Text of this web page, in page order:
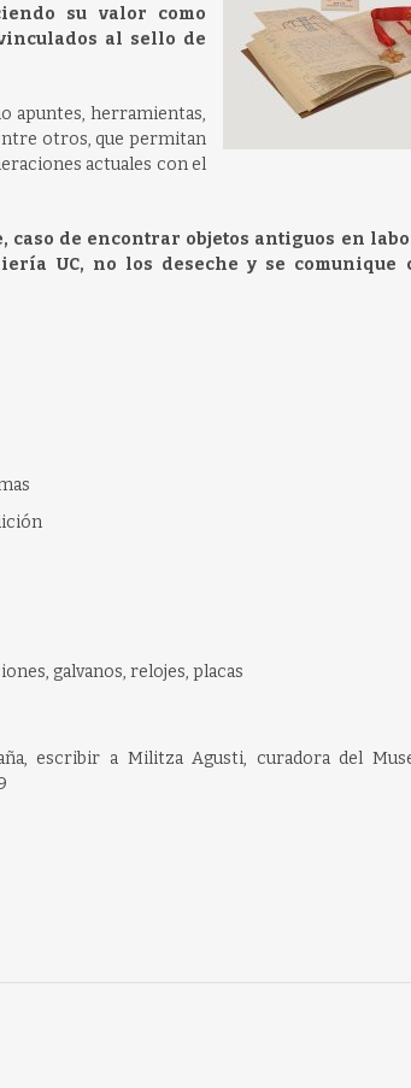
su valor como
al sello de
apuntes, herramientas,
otros, que permitan
actuales con el
caso de encontrar objetos antiguos en
UC, no los deseche y se comunique
galvanos, relojes, placas
escribir a Militza Agusti, curadora del